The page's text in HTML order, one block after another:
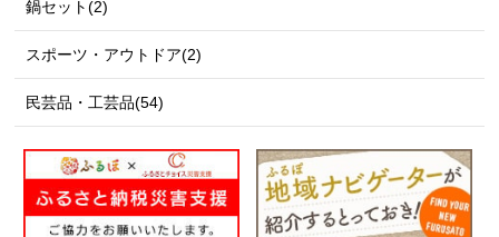
鍋セット(2)
スポーツ・アウトドア(2)
民芸品・工芸品(54)